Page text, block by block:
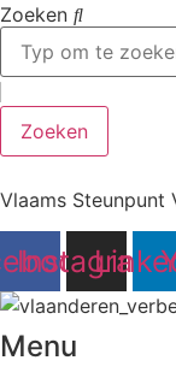
Zoeken
Zoeken
Vlaams
Instagram
Menu